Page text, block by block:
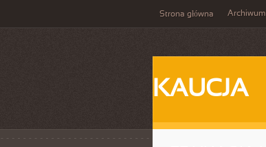
Strona główna Archiwum
KAUCJA